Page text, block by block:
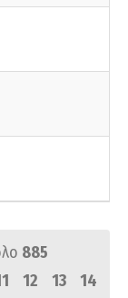
885
12 13
14